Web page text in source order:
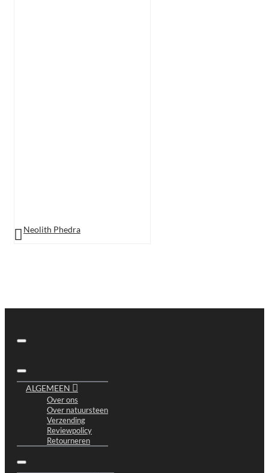
Neolith Phedra
ALGEMEEN
Over ons
Over natuursteen
Verzending
Reviewpolicy
Retourneren